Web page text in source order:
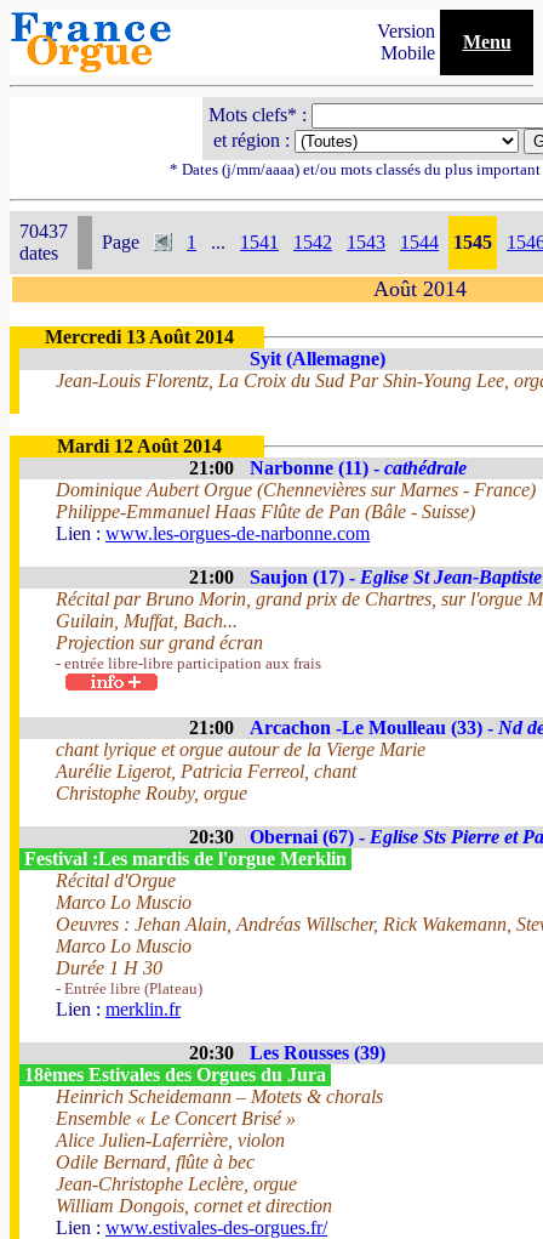
Version
Mobile
Menu
Mots clefs* :
et région :
* Dates (j/mm/aaaa) et/ou mots classés du plus
70437
dates
Page 1 ... 1541 1542 1543 1544 1545
Août 2014
Mercredi 13 Août 2014
Syit (Allemagne)
Jean-Louis Florentz, La Croix du Sud Par Shin-Young Lee,
Mardi 12 Août 2014
21:00
Narbonne (11) - cathédrale
Dominique Aubert Orgue (Chennevières sur Marnes - France)
Philippe-Emmanuel Haas Flûte de Pan (Bâle - Suisse)
Lien : www.les-orgues-de-narbonne.com
21:00 Saujon (17) - Eglise St Jean-Baptiste
Récital par Bruno Morin, grand prix de Chartres, sur l'orgue
Guilain, Muffat, Bach...
Projection sur grand écran
- entrée libre-libre participation aux frais
21:00 Arcachon -Le Moulleau (33) - Nd
chant lyrique et orgue autour de la Vierge Marie
Aurélie Ligerot, Patricia Ferreol, chant
Christophe Rouby, orgue
20:30 Obernai (67) - Eglise Sts Pierre et
Festival :Les mardis de l'orgue Merklin
Récital d'Orgue
Marco Lo Muscio
Oeuvres : Jehan Alain, Andréas Willscher, Rick Wakemann,
Marco Lo Muscio
Durée 1 H 30
- Entrée libre (Plateau)
Lien : merklin.fr
20:30
Les Rousses (39)
18èmes Estivales des Orgues du Jura
Heinrich Scheidemann – Motets & chorals
Ensemble « Le Concert Brisé »
Alice Julien-Laferrière, violon
Odile Bernard, flûte à bec
Jean-Christophe Leclère, orgue
William Dongois, cornet et direction
Lien : www.estivales-des-orgues.fr/